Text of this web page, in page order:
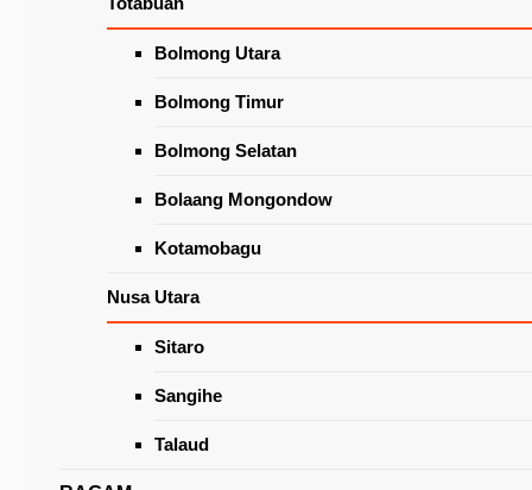
Bolmong Utara
Bolmong Timur
Bolmong Selatan
Bolaang Mongondow
Kotamobagu
Nusa Utara
Sitaro
Sangihe
Talaud
di Pasar Beriman Tomohon
Latest News
KUA-PPAS APBD Tomohon 2022: PD Diminta
Perhatikan Kesesuaian Antara Program dan